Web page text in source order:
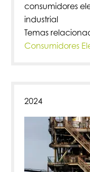
consumidores
industrial
Temas
Consumidores
2024